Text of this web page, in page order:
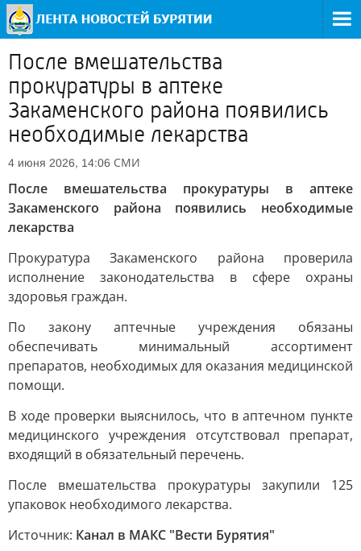
После вмешательства
прокуратуры в аптеке
Закаменского района появились
необходимые лекарства
4 июня 2026, 14:06 СМИ
После вмешательства прокуратуры в аптеке
Закаменского района появились необходимые
лекарства
Прокуратура Закаменского района проверила
исполнение законодательства в сфере охраны
здоровья граждан.
По закону аптечные учреждения обязаны
обеспечивать минимальный ассортимент
препаратов, необходимых для оказания медицинской
помощи.
В ходе проверки выяснилось, что в аптечном пункте
медицинского учреждения отсутствовал препарат,
входящий в обязательный перечень.
После вмешательства прокуратуры закупили 125
упаковок необходимого лекарства.
Источник: Канал в МАКС "Вести Бурятия"